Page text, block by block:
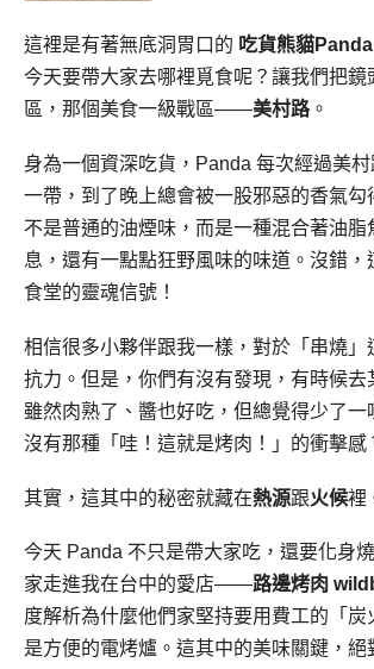
這裡是有著無底洞胃口的 吃貨熊貓Panda
今天要帶大家去哪裡覓食呢？讓我們把鏡
區，那個美食一級戰區——美村路。
身為一個資深吃貨，Panda 每次經過美
一帶，到了晚上總會被一股邪惡的香氣勾
不是普通的油煙味，而是一種混合著油脂
息，還有一點點狂野風味的味道。沒錯，
食堂的靈魂信號！
相信很多小夥伴跟我一樣，對於「串燒」
抗力。但是，你們有沒有發現，有時候去
雖然肉熟了、醬也好吃，但總覺得少了一
沒有那種「哇！這就是烤肉！」的衝擊感
其實，這其中的秘密就藏在熱源跟火候裡
今天 Panda 不只是帶大家吃，還要化身
家走進我在台中的愛店——路邊烤肉
度解析為什麼他們家堅持要用費工的「炭
是方便的電烤爐。這其中的美味關鍵，絕